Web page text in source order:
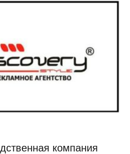
компания